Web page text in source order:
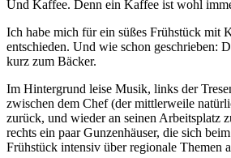
Und Kaffee. Denn ein Kaffee ist wohl
Ich habe mich für ein süßes Frühstück mit
entschieden. Und wie schon geschrieben:
kurz zum Bäcker.
Im Hintergrund leise Musik, links der
zwischen dem Chef (der mittlerweile
zurück, und wieder an seinen Arbeitsplatz
rechts ein paar Gunzenhäuser, die sich
Frühstück intensiv über regionale Themen